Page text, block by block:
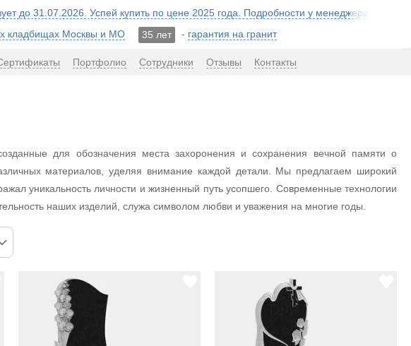
до 31.07.2026. Успей купить по цене 2025 года. Подробности у менеджера!
кладбищах Москвы и МО 35 лет - гарантия на гранит
Портфолио Сотрудники Отзывы Контакты
для обозначения места захоронения и сохранения вечной памяти о
материалов, уделяя внимание каждой детали. Мы предлагаем широкий
уникальность личности и жизненный путь усопшего. Современные технологии
наших изделий, служа символом любви и уважения на многие годы.